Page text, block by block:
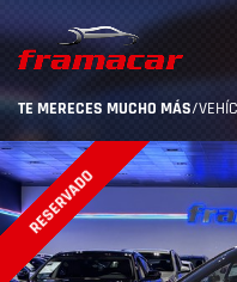
TE MERECES MUCHO MÁS/
RESERVADO